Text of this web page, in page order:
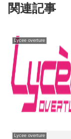
関連記事
Lycee overture
Lycee overture